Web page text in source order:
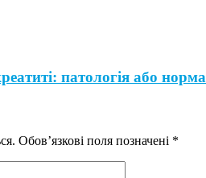
патологія або норма
Обов’язкові поля позначені *